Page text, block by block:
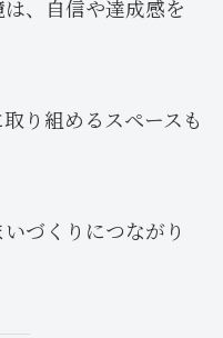
、自信や達成感を
り組めるスペースも
づくりにつながり